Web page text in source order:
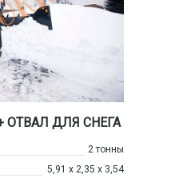
ОТВАЛ ДЛЯ СНЕГА
2 тонны
5,91 х 2,35 х 3,54